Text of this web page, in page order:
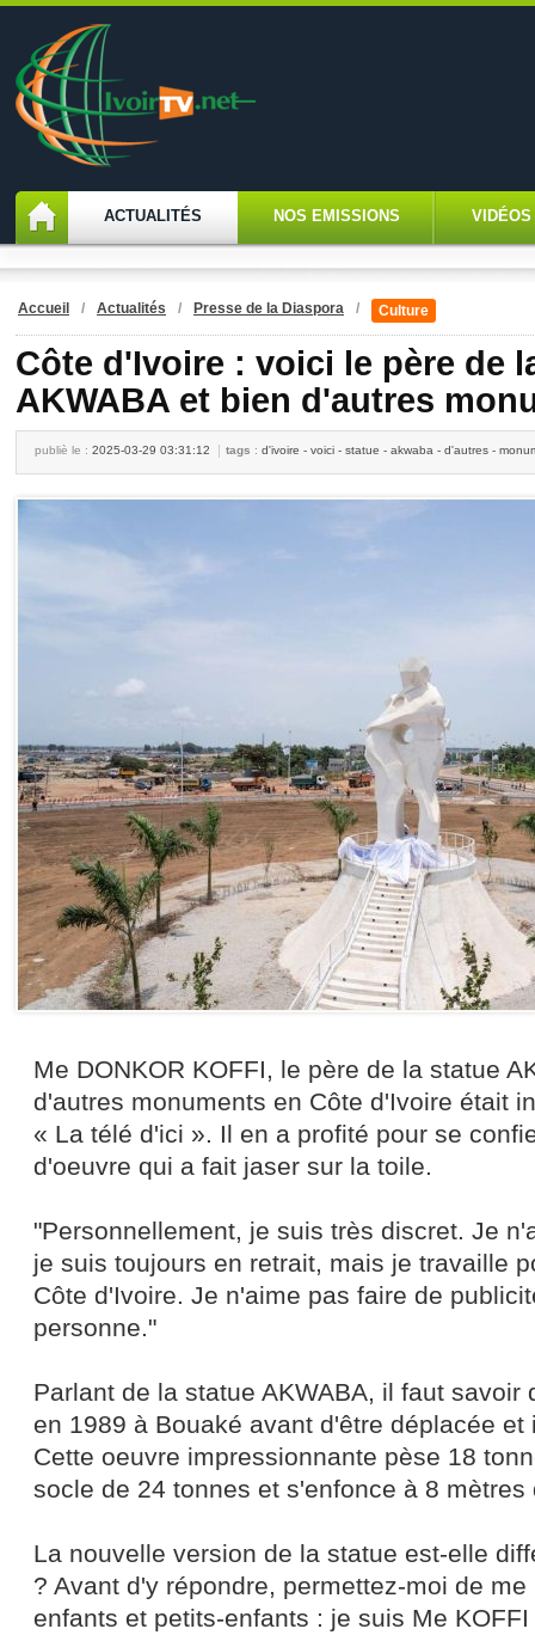
ACTUALITÉS NOS EMISSIONS VIDÉOS
Accueil / Actualités / Presse de la Diaspora / Culture
Côte d'Ivoire : voici le père de
AKWABA et bien d'autres
publiè le : 2025-03-29 03:31:12 tags : d'ivoire - voici - statue - akwaba - d'autres -
Me DONKOR KOFFI, le père de la statue
d'autres monuments en Côte d'Ivoire était
« La télé d'ici ». Il en a profité pour se
d'oeuvre qui a fait jaser sur la toile.
"Personnellement, je suis très discret. Je
je suis toujours en retrait, mais je travaille
Côte d'Ivoire. Je n'aime pas faire de
personne."
Parlant de la statue AKWABA, il faut savoir
en 1989 à Bouaké avant d'être déplacée et
Cette oeuvre impressionnante pèse 18
socle de 24 tonnes et s'enfonce à 8 mètres
La nouvelle version de la statue est-elle
? Avant d'y répondre, permettez-moi de
enfants et petits-enfants : je suis Me